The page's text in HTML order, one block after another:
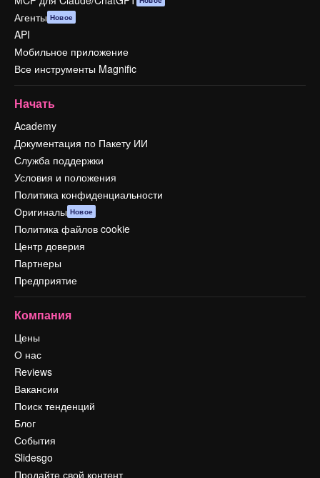
Агенты Новое
API
Мобильное приложение
Все инструменты Magnific
Начать
Academy
Документация по Пакету ИИ
Служба поддержки
Условия и положения
Политика конфиденциальности
Оригиналы Новое
Политика файлов cookie
Центр доверия
Партнеры
Предприятие
Компания
Цены
О нас
Reviews
Вакансии
Поиск тенденций
Блог
События
Slidesgo
Продайте свой контент